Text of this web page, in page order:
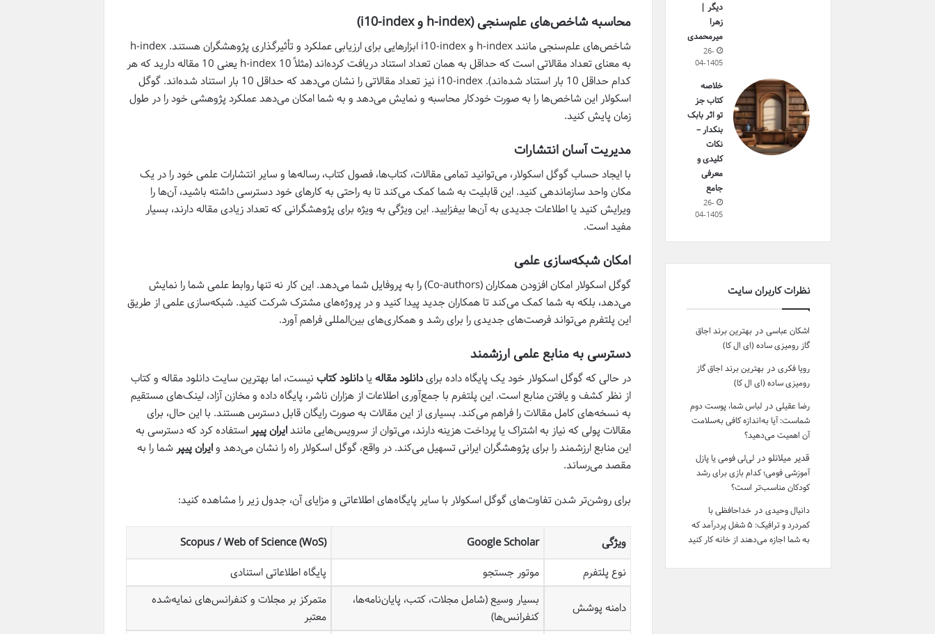
محاسبه شاخص‌های علم‌سنجی (h-index و i10-index)
شاخص‌های علم‌سنجی مانند h-index و i10-index ابزارهایی برای ارزیابی عملکرد و تأثیرگذاری پژوهشگران هستند. h-index
به معنای تعداد مقالاتی است که حداقل به همان تعداد استناد دریافت کرده‌اند (مثلاً h-index 10 یعنی 10 مقاله دارید که هر
کدام حداقل 10 بار استناد شده‌اند). i10-index نیز تعداد مقالاتی را نشان می‌دهد که حداقل 10 بار استناد شده‌اند. گوگل
اسکولار این شاخص‌ها را به صورت خودکار محاسبه و نمایش می‌دهد و به شما امکان می‌دهد عملکرد پژوهشی خود را در طول
زمان پایش کنید.
مدیریت آسان انتشارات
با ایجاد حساب گوگل اسکولار، می‌توانید تمامی مقالات، کتاب‌ها، فصول کتاب، رساله‌ها و سایر انتشارات علمی خود را در یک
مکان واحد سازماندهی کنید. این قابلیت به شما کمک می‌کند تا به راحتی به کارهای خود دسترسی داشته باشید، آن‌ها را
ویرایش کنید یا اطلاعات جدیدی به آن‌ها بیفزایید. این ویژگی به ویژه برای پژوهشگرانی که تعداد زیادی مقاله دارند، بسیار
مفید است.
امکان شبکه‌سازی علمی
گوگل اسکولار امکان افزودن همکاران (Co-authors) را به پروفایل شما می‌دهد. این کار نه تنها روابط علمی شما را نمایش
می‌دهد، بلکه به شما کمک می‌کند تا همکاران جدید پیدا کنید و در پروژه‌های مشترک شرکت کنید. شبکه‌سازی علمی از طریق
این پلتفرم می‌تواند فرصت‌های جدیدی را برای رشد و همکاری‌های بین‌المللی فراهم آورد.
دسترسی به منابع علمی ارزشمند
در حالی که گوگل اسکولار خود یک پایگاه داده برایدانلود مقاله یادانلود کتاب نیست، اما بهترین سایت دانلود مقاله و کتاب
از نظر کشف و یافتن منابع است. این پلتفرم با جمع‌آوری اطلاعات از هزاران ناشر، پایگاه داده و مخازن آزاد، لینک‌های مستقیم
به نسخه‌های کامل مقالات را فراهم می‌کند. بسیاری از این مقالات به صورت رایگان قابل دسترس هستند. با این حال، برای
مقالات پولی که نیاز به اشتراک یا پرداخت هزینه دارند، می‌توان از سرویس‌هایی مانندایران پیپر استفاده کرد که دسترسی به
این منابع ارزشمند را برای پژوهشگران ایرانی تسهیل می‌کند. در واقع، گوگل اسکولار راه را نشان می‌دهد وایران پیپر شما را به
مقصد می‌رساند.
برای روشن‌تر شدن تفاوت‌های گوگل اسکولار با سایر پایگاه‌های اطلاعاتی و مزایای آن، جدول زیر را مشاهده کنید:
ویژگی Google Scholar
Scopus / Web of Science (WoS)
نوع پلتفرم
موتور جستجو پایگاه اطلاعاتی استنادی
دامنه پوشش
بسیار وسیع (شامل مجلات، کتب، پایان‌نامه‌ها،
کنفرانس‌ها)
متمرکز بر مجلات و کنفرانس‌های نمایه‌شده
معتبر
دیگر |
زهرا
میرمحمدی
26-
04-1405
خلاصه
کتاب جز
تو اثر بابک
بنکدار –
نکات
کلیدی و
معرفی
جامع
26-
04-1405
نظرات کاربران سایت
اشکان عباسی دربهترین برند اجاق
گاز رومیزی ساده (ای ال کا)
رویا فکری دربهترین برند اجاق گاز
رومیزی ساده (ای ال کا)
رضا عقیلی درلباس شما، پوست دوم
شماست: آیا به‌اندازه کافی به‌سلامت
آن اهمیت می‌دهید؟
قدیر میلانلو درلی‌لی فومی یا پازل
آموزشی فومی؛ کدام بازی برای رشد
کودکان مناسب‌تر است؟
دانیال وحیدی درخداحافظی با
کمردرد و ترافیک: ۵ شغل پردرآمد که
به شما اجازه می‌دهند از خانه کار کنید